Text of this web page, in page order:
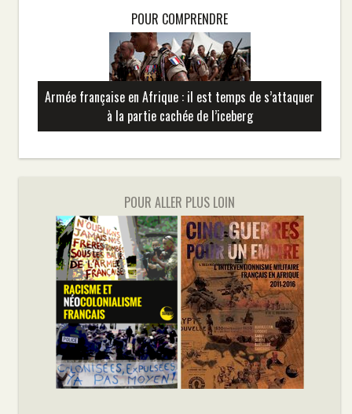
POUR COMPRENDRE
Armée française en Afrique : il est temps de s’attaquer
à la partie cachée de l’iceberg
POUR ALLER PLUS LOIN